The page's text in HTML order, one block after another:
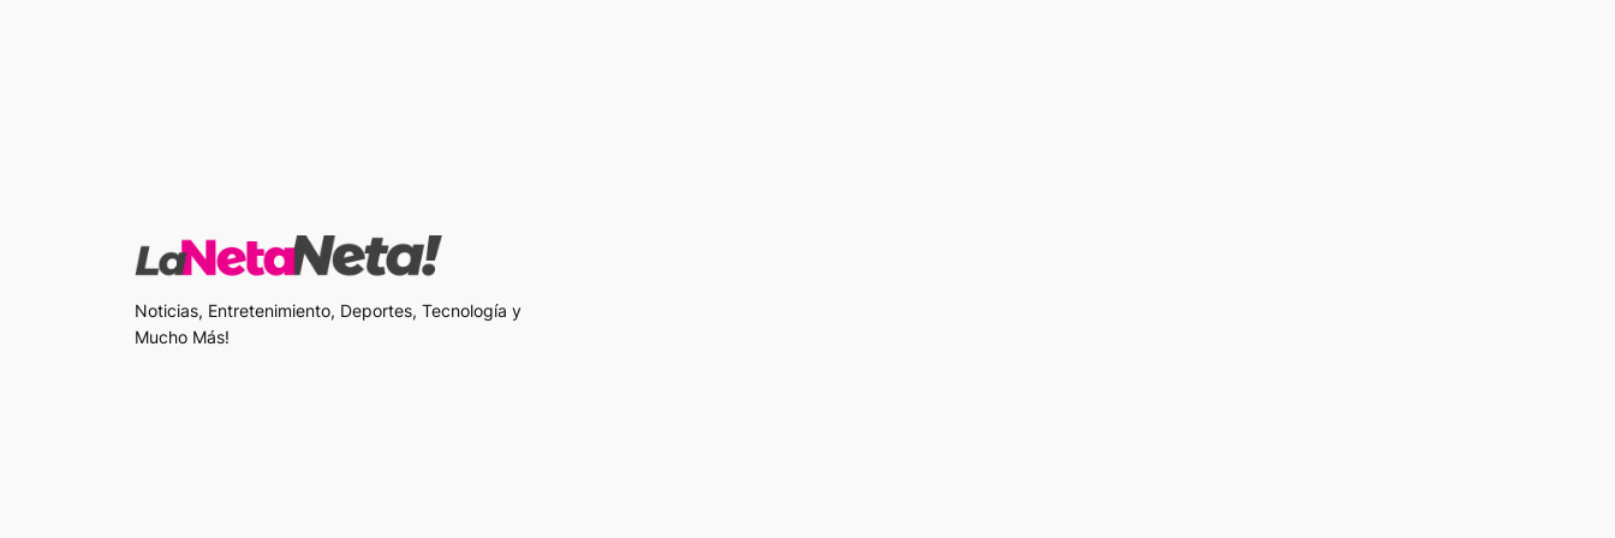
Noticias, Entretenimiento, Deportes, Tecnología y
Mucho Más!